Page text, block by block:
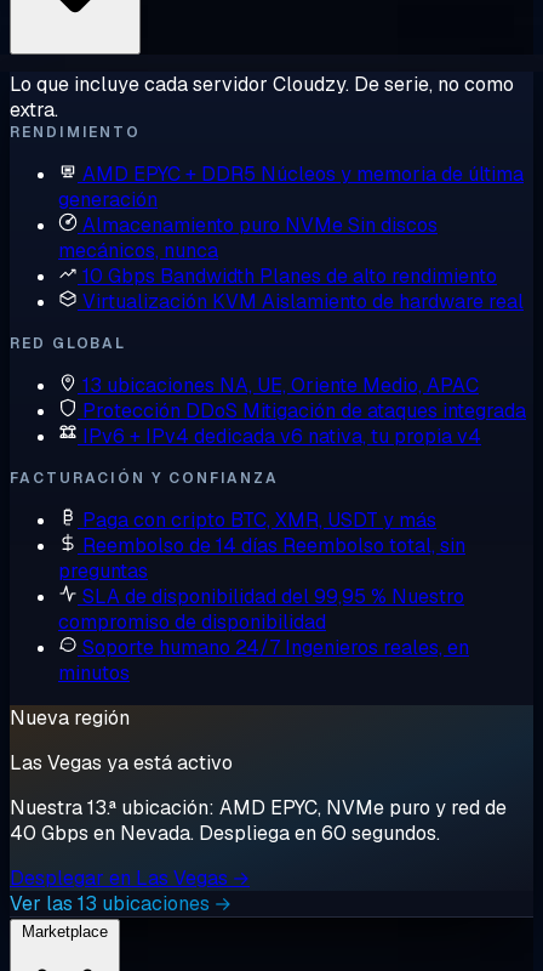
Lo que incluye cada servidor Cloudzy. De serie, no como
extra.
RENDIMIENTO
AMD EPYC + DDR5 Núcleos y memoria de última
generación
Almacenamiento puro NVMeSin discos
mecánicos, nunca
10 Gbps Bandwidth Planes de alto rendimiento
Virtualización KVM Aislamiento de hardware real
RED GLOBAL
13 ubicaciones NA, UE, Oriente Medio, APAC
Protección DDoS Mitigación de ataques integrada
IPv6 + IPv4 dedicadav6 nativa, tu propia v4
FACTURACIÓN Y CONFIANZA
Paga con cripto BTC, XMR, USDT y más
Reembolso de 14 días Reembolso total, sin
preguntas
SLA de disponibilidad del 99,95 % Nuestro
compromiso de disponibilidad
Soporte humano 24/7 Ingenieros reales, en
minutos
Nueva región
Las Vegas ya está activo
Nuestra 13.ª ubicación: AMD EPYC, NVMe puro y red de
40 Gbps en Nevada. Despliega en 60 segundos.
Desplegar en Las Vegas →
Ver las 13 ubicaciones →